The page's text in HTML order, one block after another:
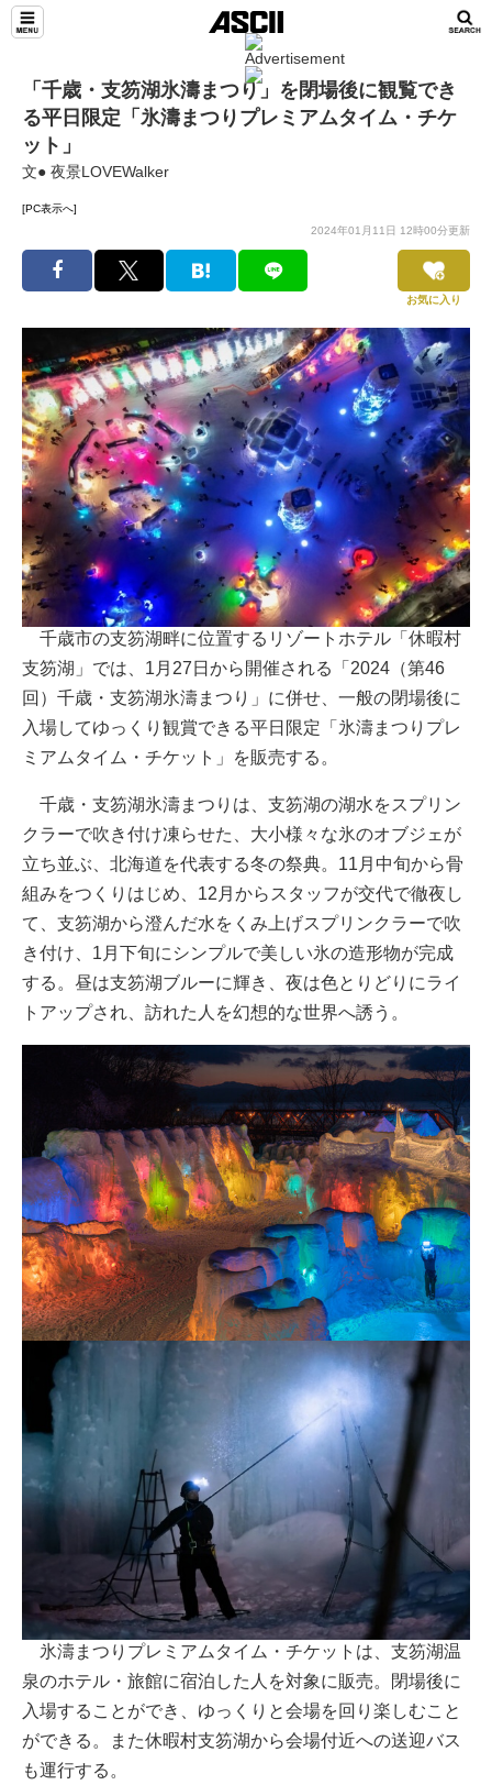
「千歳・支笏湖氷濤まつり」を閉場後に観覧でき
る平日限定「氷濤まつりプレミアムタイム・チケ
ット」
文● 夜景LOVEWalker
[PC表示へ]
2024年01月11日 12時00分更新
お気に入り
千歳市の支笏湖畔に位置するリゾートホテル「休暇村
支笏湖」では、1月27日から開催される「2024（第46
回）千歳・支笏湖氷濤まつり」に併せ、一般の閉場後に
入場してゆっくり観賞できる平日限定「氷濤まつりプレ
ミアムタイム・チケット」を販売する。
千歳・支笏湖氷濤まつりは、支笏湖の湖水をスプリン
クラーで吹き付け凍らせた、大小様々な氷のオブジェが
立ち並ぶ、北海道を代表する冬の祭典。11月中旬から骨
組みをつくりはじめ、12月からスタッフが交代で徹夜し
て、支笏湖から澄んだ水をくみ上げスプリンクラーで吹
き付け、1月下旬にシンプルで美しい氷の造形物が完成
する。昼は支笏湖ブルーに輝き、夜は色とりどりにライ
トアップされ、訪れた人を幻想的な世界へ誘う。
氷濤まつりプレミアムタイム・チケットは、支笏湖温
泉のホテル・旅館に宿泊した人を対象に販売。閉場後に
入場することができ、ゆっくりと会場を回り楽しむこと
ができる。また休暇村支笏湖から会場付近への送迎バス
も運行する。